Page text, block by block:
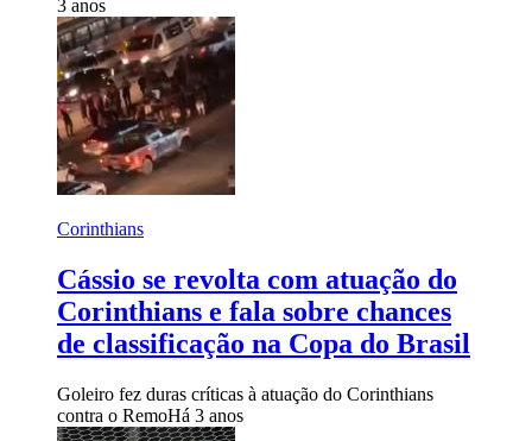
3 anos
Corinthians
Cássio se revolta com atuação do
Corinthians e fala sobre chances
de classificação na Copa do Brasil
Goleiro fez duras críticas à atuação do Corinthians
contra o RemoHá 3 anos